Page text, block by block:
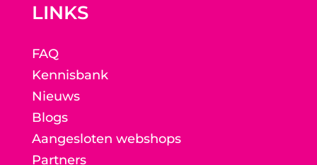
LINKS
FAQ
Kennisbank
Nieuws
Blogs
Aangesloten webshops
Partners